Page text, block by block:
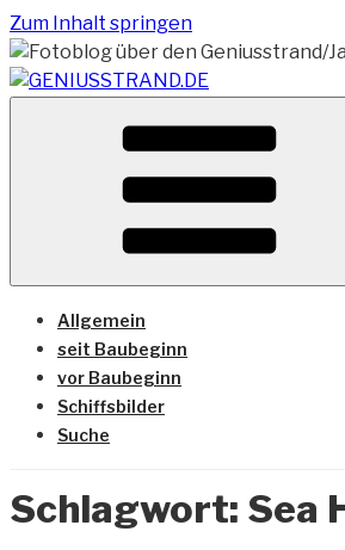
Zum Inhalt springen
Vom Geniusstrand zum
Allgemein
seit Baubeginn
vor Baubeginn
Schiffsbilder
Suche
Schlagwort: Sea